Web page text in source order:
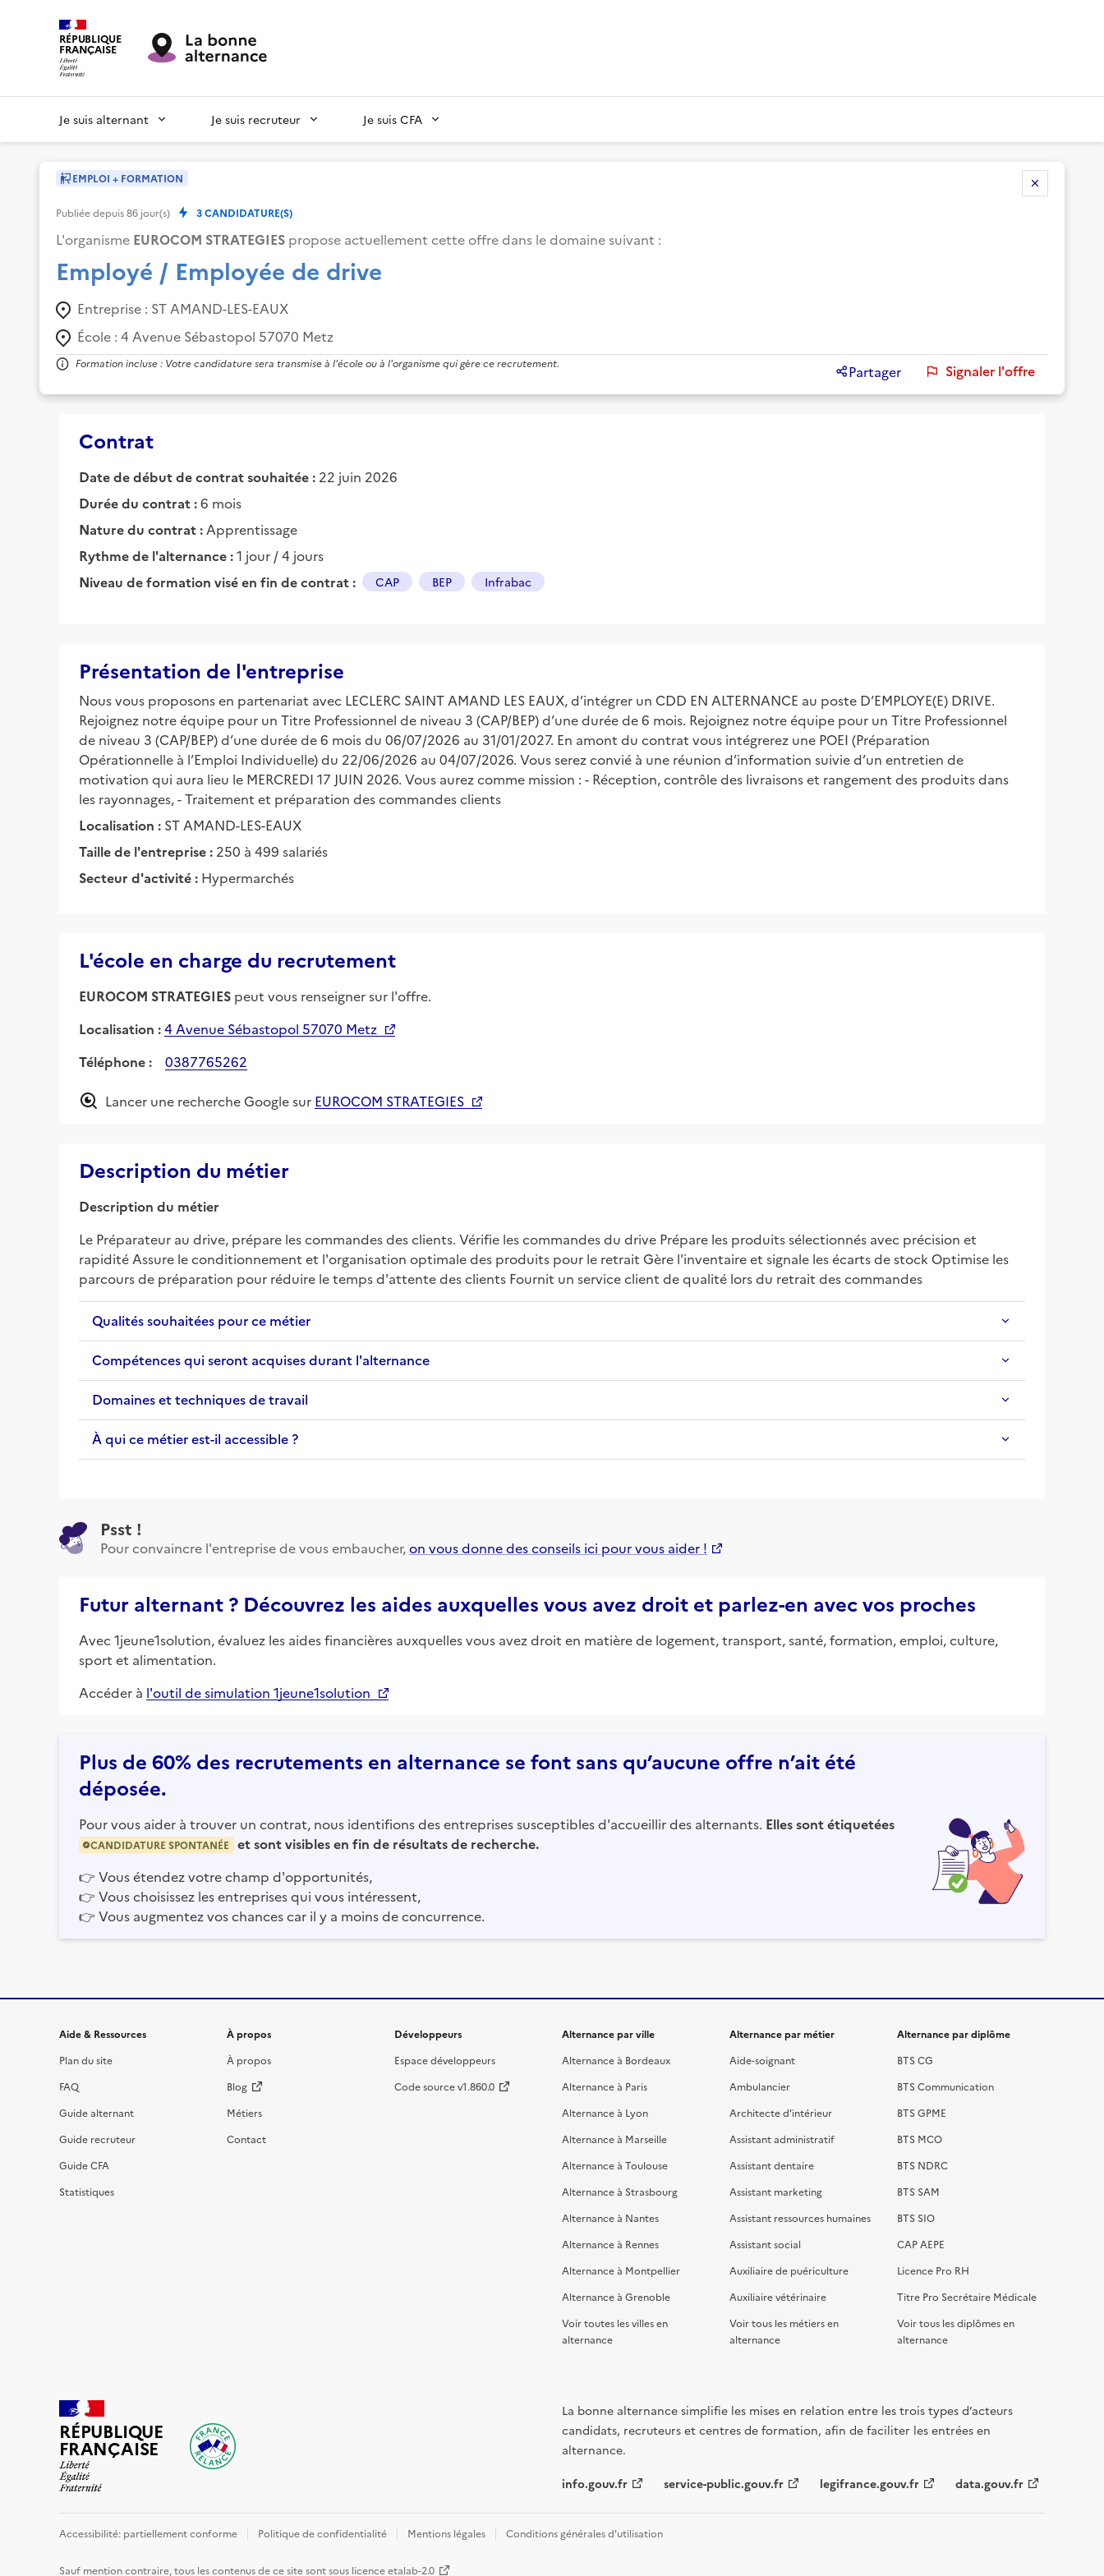
RÉPUBLIQUE
FRANÇAISE
Je suis alternant Je suis recruteur Je suis CFA
EMPLOI + FORMATION
Publiée depuis86 jour(s) 3CANDIDATURE(S)
L'organisme EUROCOM STRATEGIES propose actuellement cette offre dans le domaine suivant :
Employé / Employée de drive
Entreprise : ST AMAND-LES-EAUX
École : 4 Avenue Sébastopol 57070 Metz
Formation incluse : Votre candidature sera transmise à l'école ou à l'organisme qui gère ce recrutement. Partager Signaler l'offre
Contrat
Date de début de contrat souhaitée : 22 juin 2026
Durée du contrat :6 mois
Nature du contrat : Apprentissage
Rythme de l'alternance :1 jour / 4 jours
Niveau de formation visé en fin de contrat :
CAP BEP Infrabac
Présentation de l'entreprise
Nous vous proposons en partenariat avec LECLERC SAINT AMAND LES EAUX, d’intégrer un CDD EN ALTERNANCE au poste D’EMPLOYE(E) DRIVE.
Rejoignez notre équipe pour un Titre Professionnel de niveau 3 (CAP/BEP) d’une durée de 6 mois. Rejoignez notre équipe pour un Titre Professionnel
de niveau 3 (CAP/BEP) d’une durée de 6 mois du 06/07/2026 au 31/01/2027. En amont du contrat vous intégrerez une POEI (Préparation
Opérationnelle à l’Emploi Individuelle) du 22/06/2026 au 04/07/2026. Vous serez convié à une réunion d’information suivie d’un entretien de
motivation qui aura lieu le MERCREDI 17 JUIN 2026. Vous aurez comme mission : - Réception, contrôle des livraisons et rangement des produits dans
les rayonnages, - Traitement et préparation des commandes clients
Localisation : ST AMAND-LES-EAUX
Taille de l'entreprise : 250 à 499 salariés
Secteur d'activité : Hypermarchés
L'école en charge du recrutement
EUROCOM STRATEGIES peut vous renseigner sur l'offre.
Localisation :4 Avenue Sébastopol 57070 Metz
Téléphone :
0387765262
Lancer une recherche Google sur EUROCOM STRATEGIES
Description du métier
Description du métier
Le Préparateur au drive, prépare les commandes des clients. Vérifie les commandes du drive Prépare les produits sélectionnés avec précision et
rapidité Assure le conditionnement et l'organisation optimale des produits pour le retrait Gère l'inventaire et signale les écarts de stock Optimise les
parcours de préparation pour réduire le temps d'attente des clients Fournit un service client de qualité lors du retrait des commandes
Qualités souhaitées pour ce métier
Compétences qui seront acquises durant l'alternance
Domaines et techniques de travail
À qui ce métier est-il accessible ?
Psst !
Pour convaincre l'entreprise de vous embaucher,on vous donne des conseils ici pour vous aider !
Futur alternant ? Découvrez les aides auxquelles vous avez droit et parlez-en avec vos proches
Avec 1jeune1solution, évaluez les aides financières auxquelles vous avez droit en matière de logement, transport, santé, formation, emploi, culture,
sport et alimentation.
Accéder à l'outil de simulation 1jeune1solution
Plus de 60% des recrutements en alternance se font sans qu’aucune offre n’ait été
déposée.
Pour vous aider à trouver un contrat, nous identifions des entreprises susceptibles d'accueillir des alternants. Elles sont étiquetées
CANDIDATURE SPONTANÉE
et sont visibles en fin de résultats de recherche.
👉 Vous étendez votre champ d'opportunités,
👉 Vous choisissez les entreprises qui vous intéressent,
👉 Vous augmentez vos chances car il y a moins de concurrence.
Informations et liens du site
Aide & Ressources
Plan du site
FAQ
Guide alternant
Guide recruteur
Guide CFA
Statistiques
À propos
À propos
Blog
Métiers
Contact
Développeurs
Espace développeurs
Code source v1.860.0
Alternance par ville
Alternance à Bordeaux
Alternance à Paris
Alternance à Lyon
Alternance à Marseille
Alternance à Toulouse
Alternance à Strasbourg
Alternance à Nantes
Alternance à Rennes
Alternance à Montpellier
Alternance à Grenoble
Voir toutes les villes en
alternance
Alternance par métier
Aide-soignant
Ambulancier
Architecte d'intérieur
Assistant administratif
Assistant dentaire
Assistant marketing
Assistant ressources humaines
Assistant social
Auxiliaire de puériculture
Auxiliaire vétérinaire
Voir tous les métiers en
alternance
Alternance par diplôme
BTS CG
BTS Communication
BTS GPME
BTS MCO
BTS NDRC
BTS SAM
BTS SIO
CAP AEPE
Licence Pro RH
Titre Pro Secrétaire Médicale
Voir tous les diplômes en
alternance
RÉPUBLIQUE
FRANÇAISE
La bonne alternance simplifie les mises en relation entre les trois types d’acteurs
candidats, recruteurs et centres de formation, afin de faciliter les entrées en
alternance.
info.gouv.fr service-public.gouv.fr legifrance.gouv.fr data.gouv.fr
Accessibilité: partiellement conforme Politique de confidentialité Mentions légales Conditions générales d'utilisation
Sauf mention contraire, tous les contenus de ce site sont sous licence etalab-2.0